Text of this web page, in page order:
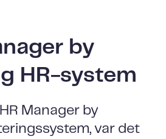
by
HR-system
Manager by
var det